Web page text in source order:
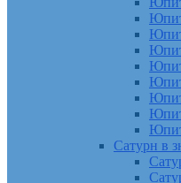
Сатурн в